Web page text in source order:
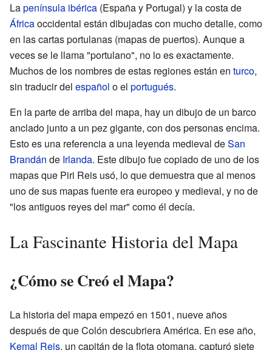
Lapenínsula ibérica (España y Portugal) y la costa de
Áfricaoccidental están dibujadas con mucho detalle, como
en las cartas portulanas (mapas de puertos). Aunque a
veces se le llama "portulano", no lo es exactamente.
Muchos de los nombres de estas regiones están en turco,
sin traducir del español o el portugués.
En la parte de arriba del mapa, hay un dibujo de un barco
anclado junto a un pez gigante, con dos personas encima.
Esto es una referencia a una leyenda medieval deSan
Brandán de Irlanda. Este dibujo fue copiado de uno de los
mapas que Piri Reis usó, lo que demuestra que al menos
uno de sus mapas fuente era europeo y medieval, y no de
"los antiguos reyes del mar" como él decía.
La Fascinante Historia del Mapa
¿Cómo se Creó el Mapa?
La historia del mapa empezó en 1501, nueve años
después de que Colón descubriera América. En ese año,
Kemal Reis, un capitán de la flota otomana, capturó siete